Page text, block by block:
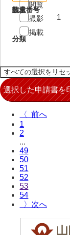
請求番号
分類
数量
1
閲覧
撮影
掲載
〈
1
2
...
49
50
51
52
53
54
〉